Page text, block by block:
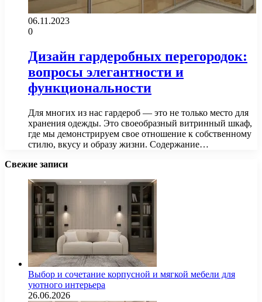
06.11.2023
0
Дизайн гардеробных перегородок:
вопросы элегантности и
функциональности
Для многих из нас гардероб — это не только место для
хранения одежды. Это своеобразный витринный шкаф,
где мы демонстрируем свое отношение к собственному
стилю, вкусу и образу жизни. Содержание…
Свежие записи
Выбор и сочетание корпусной и мягкой мебели для
уютного интерьера
26.06.2026